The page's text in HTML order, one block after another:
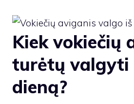
Kiek vokiečių
turėtų valgyti
dieną?